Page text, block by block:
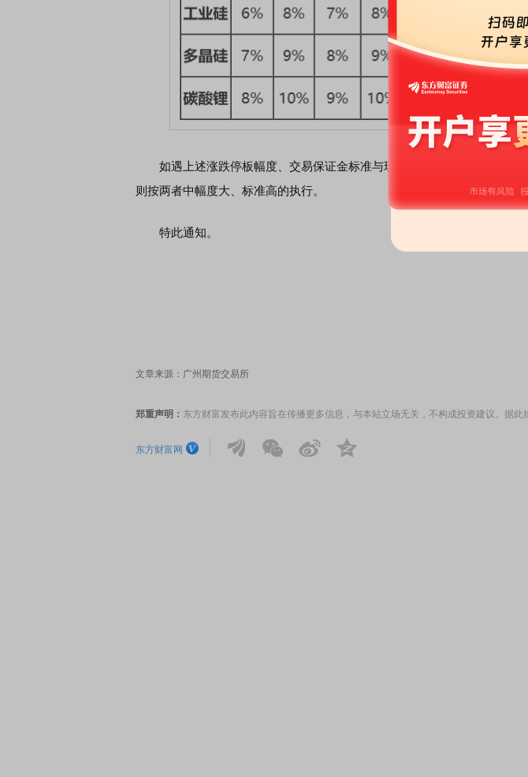
如遇上述涨跌停板幅度、交易保证金标准与现行执行的涨跌停板幅度、
则按两者中幅度大、标准高的执行。
特此通知。
文章来源：广州期货交易所
郑重声明： 东方财富发布此内容旨在传播更多信息，与本站立场无关，不构成投资建议。据此
东方财富网